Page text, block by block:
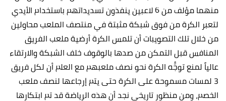
منهما مؤلف من 6 لاعبين ينفذون تسديداتهم باستخدام الأيدي
لتعبر الكرة من فوق شبكة مثبتة في منتصف الملعب محاولين
من خلال تلك التصويبات أن تلمس الكرة أرضية ملعب الفريق
المنافس قبل التمكن من صدها بالوقوف خلف الشبكة والارتقاء
عالياً لمنع توجُّه الكرة نحو نصف ملعبهم مع العلم أن لكل فريق
3 لمسات مسموحة على الكرة حتى يتم إرجاعها لنصف ملعب
الخصم، ومن منظور تاريخي نجد أن هذه الرياضة قد تم ابتكارها